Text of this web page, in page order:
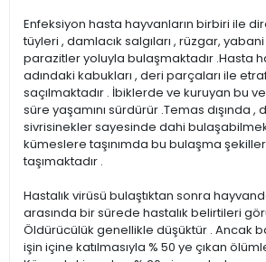
Enfeksiyon hasta hayvanların birbiri ile
tüyleri , damlacık salgıları , rüzgar,
parazitler yoluyla bulaşmaktadır .Hasta
adındaki kabukları , deri parçaları ile
saçılmaktadır . İbiklerde ve kuruyan bu
süre yaşamını sürdürür .Temas dışında ,
sivrisinekler sayesinde dahi
kümeslere taşınımda bu bulaşma
taşımaktadır .
Hastalık virüsü bulaştıktan sonra
arasında bir sürede hastalık belirtileri
Öldürücülük genellikle düşüktür . Ancak
işin içine katılmasıyla % 50 ye çıkan